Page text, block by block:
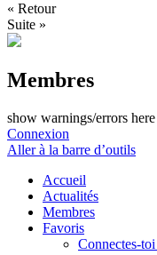
« Retour
Suite »
Membres
show warnings/errors here
Connexion
Aller à la barre d’outils
Accueil
Actualités
Membres
Favoris
Connectes-